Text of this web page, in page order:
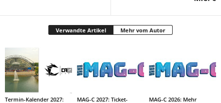
Verwandte Artikel Mehr vom Autor
Termin-Kalender 2027:
MAG-C 2027: Ticket-
MAG-C 2026: Mehr